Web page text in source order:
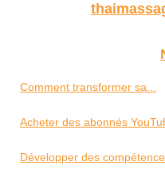
Comment transformer sa...
Acheter des abonnés
Développer des